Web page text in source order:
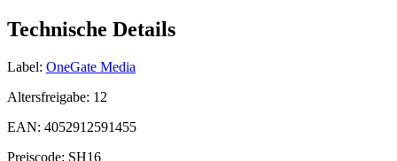
Technische Details
Label: OneGate Media
Altersfreigabe: 12
EAN: 4052912591455
Preiscode: SH16